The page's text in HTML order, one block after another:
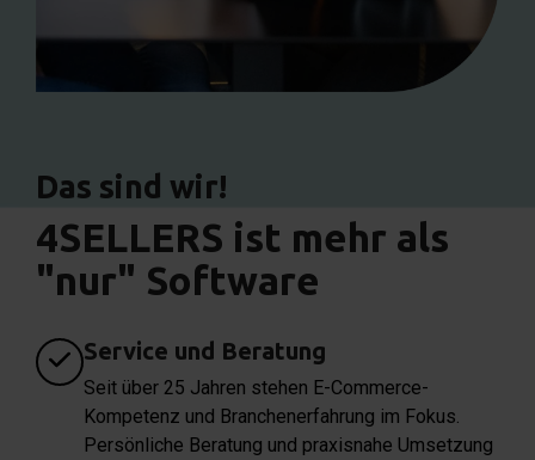
Das sind wir!
4SELLERS ist mehr als
"nur" Software
Service und Beratung
Seit über 25 Jahren stehen E-Commerce-
Kompetenz und Branchenerfahrung im Fokus.
Persönliche Beratung und praxisnahe Umsetzung